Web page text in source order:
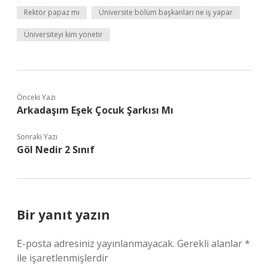
Rektör papaz mı Üniversite bölüm başkanları ne iş yapar
Üniversiteyi kim yönetir
Önceki Yazı
Arkadaşım Eşek Çocuk Şarkısı Mı
Sonraki Yazı
Göl Nedir 2 Sınıf
Bir yanıt yazın
E-posta adresiniz yayınlanmayacak. Gerekli alanlar*
ile işaretlenmişlerdir